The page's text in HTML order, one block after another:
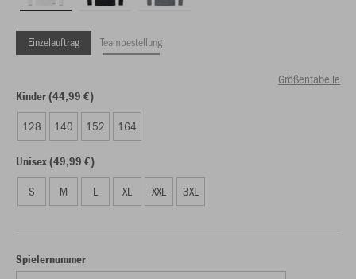
Einzelauftrag Teambestellung
Größentabelle
Kinder (44,99 €)
128 140 152 164
Unisex (49,99 €)
S M L XL XXL 3XL
Spielernummer